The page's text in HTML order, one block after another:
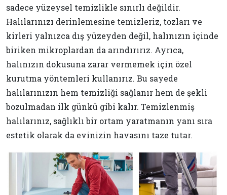
sadece yüzeysel temizlikle sınırlı değildir.
Halılarınızı derinlemesine temizleriz, tozları ve
kirleri yalnızca dış yüzeyden değil, halınızın içinde
biriken mikroplardan da arındırırız. Ayrıca,
halınızın dokusuna zarar vermemek için özel
kurutma yöntemleri kullanırız. Bu sayede
halılarınızın hem temizliği sağlanır hem de şekli
bozulmadan ilk günkü gibi kalır. Temizlenmiş
halılarınız, sağlıklı bir ortam yaratmanın yanı sıra
estetik olarak da evinizin havasını taze tutar.